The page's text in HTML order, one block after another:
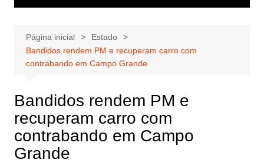
Página inicial
Estado
Bandidos rendem PM e recuperam carro com
contrabando em Campo Grande
Bandidos rendem PM e
recuperam carro com
contrabando em Campo
Grande